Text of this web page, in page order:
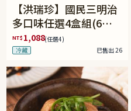
【洪瑞珍】國民三明治
多口味任選4盒組(6入/
盒)(免運)
NT$ 1,088(任選4)
冷藏
已售出 26